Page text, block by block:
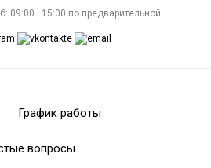
09:00—15:00 по предварительной
График работы
вопросы